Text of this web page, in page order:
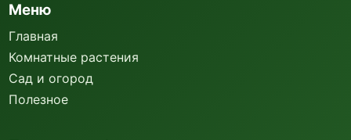
Меню
Главная
Комнатные растения
Сад и огород
Полезное